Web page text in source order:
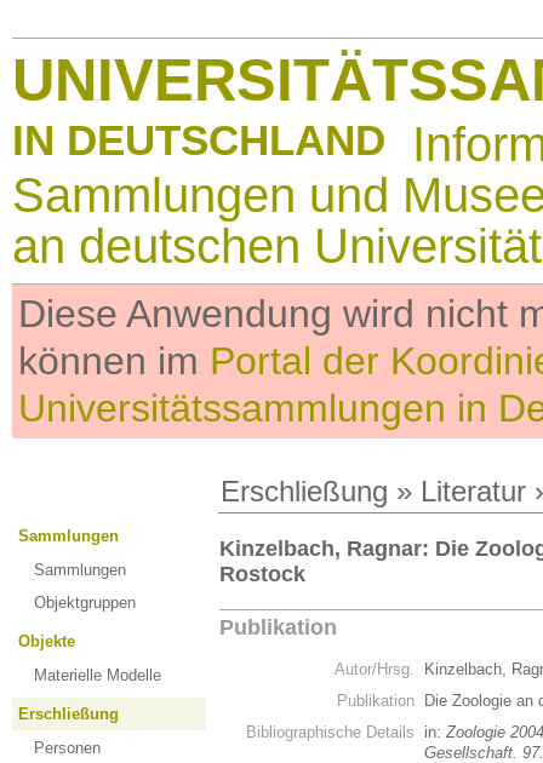
IN DEUTSCHLAND
Sammlungen und
an deutschen
Diese Anwendung wird nicht
können im Portal der
Universitätssammlungen in
Erschließung » Literatur
Sammlungen
Sammlungen
Objektgruppen
Objekte
Materielle Modelle
Erschließung
Personen
Kinzelbach, Ragnar: Die
Rostock
Publikation
Autor/Hrsg.
Kinzelbach,
Publikation
Die Zoologie
Bibliographische Details
in:Zoologie
Gesellschaft.